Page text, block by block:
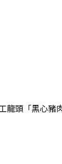
龍頭「黑心豬